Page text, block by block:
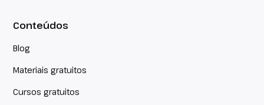
Conteúdos
Blog
Materiais gratuitos
Cursos gratuitos